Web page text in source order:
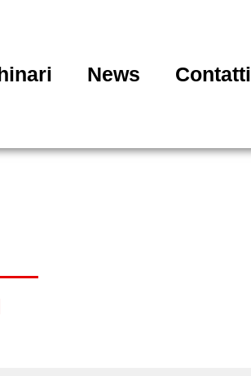
News Contatti